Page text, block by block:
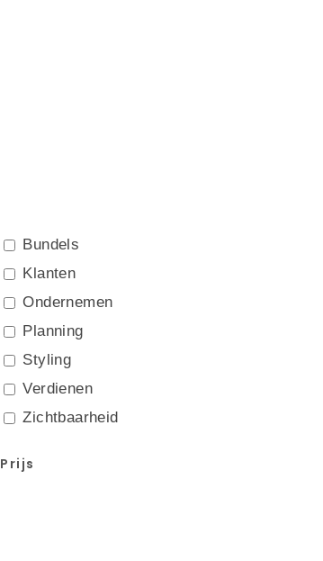
Bundels
Klanten
Ondernemen
Planning
Styling
Verdienen
Zichtbaarheid
Prijs